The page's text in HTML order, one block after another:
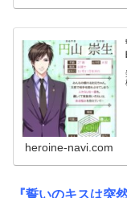
heroine-navi.com
『誓いのキスは突